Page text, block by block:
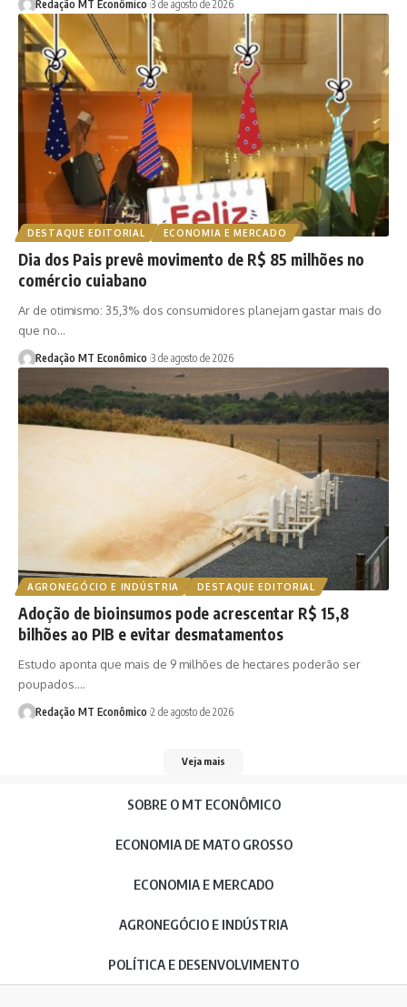
Redação MT Econômico 3 de agosto de 2026
DESTAQUE EDITORIAL ECONOMIA E MERCADO
Dia dos Pais prevê movimento de R$ 85 milhões no
comércio cuiabano
Ar de otimismo: 35,3% dos consumidores planejam gastar mais do
que no…
Redação MT Econômico 3 de agosto de 2026
AGRONEGÓCIO E INDÚSTRIA DESTAQUE EDITORIAL
Adoção de bioinsumos pode acrescentar R$ 15,8
bilhões ao PIB e evitar desmatamentos
Estudo aponta que mais de 9 milhões de hectares poderão ser
poupados.…
Redação MT Econômico 2 de agosto de 2026
Veja mais
SOBRE O MT ECONÔMICO
ECONOMIA DE MATO GROSSO
ECONOMIA E MERCADO
AGRONEGÓCIO E INDÚSTRIA
POLÍTICA E DESENVOLVIMENTO